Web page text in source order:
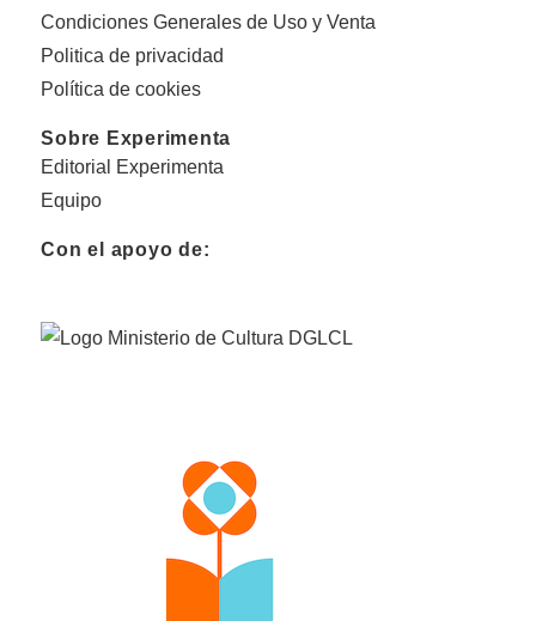
Condiciones Generales de Uso y Venta
Politica de privacidad
Política de cookies
Sobre Experimenta
Editorial Experimenta
Equipo
Con el apoyo de: